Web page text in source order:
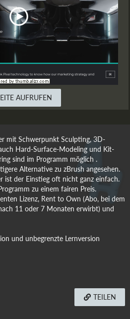
AUFRUFEN
mit Schwerpunkt Sculpting, 3D-
Hard-Surface-Modeling und Kit-
sind im Programm möglich .
Alternative zu zBrush angesehen.
ist der Einstieg oft nicht ganz einfach.
zu einem fairen Preis.
Lizenz, Rent to Own (Abo, bei dem
11 oder 7 Monaten erwirbt) und
und unbegrenzte Lernversion
TEILEN